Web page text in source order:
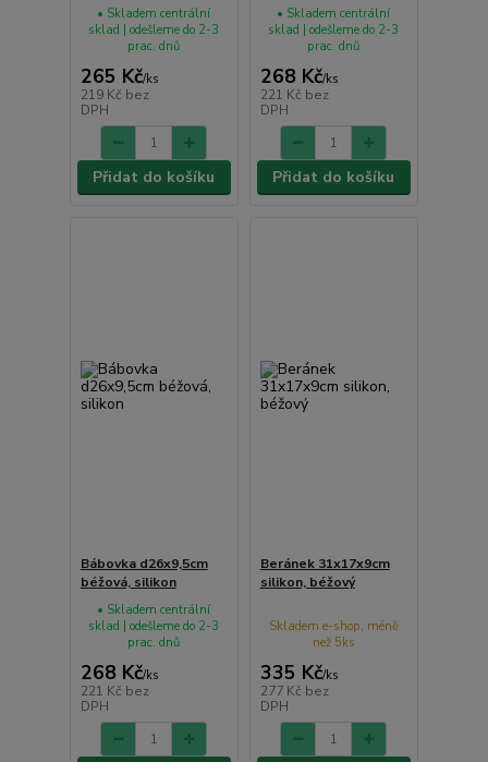
265 Kč/ks
219 Kč bez
DPH
• Skladem centrální
sklad | odešleme do 2-3
prac. dnů
Přidat do košíku
268 Kč/ks
221 Kč bez
DPH
• Skladem centrální
sklad | odešleme do 2-3
prac. dnů
Přidat do košíku
Bábovka d26x9,5cm
béžová, silikon
268 Kč/ks
221 Kč bez
DPH
• Skladem centrální
sklad | odešleme do 2-3
prac. dnů
Beránek 31x17x9cm
silikon, béžový
335 Kč/ks
277 Kč bez
DPH
Skladem e-shop, méně
než 5ks